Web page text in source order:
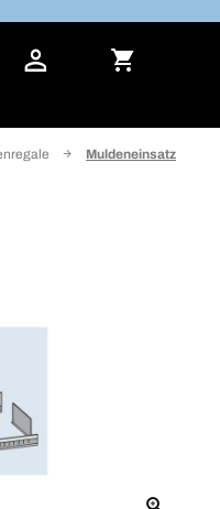
Muldeneinsatz